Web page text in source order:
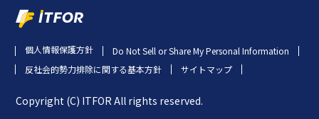
個人情報保護方針
Do Not Sell or Share My Personal Information
反社会的勢力排除に関する基本方針
サイトマップ
Copyright (C) ITFOR All rights reserved.